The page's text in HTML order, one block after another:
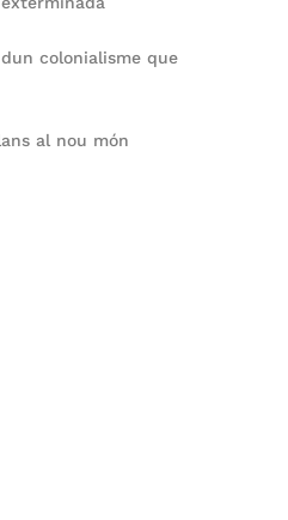
colonialisme que
al nou món